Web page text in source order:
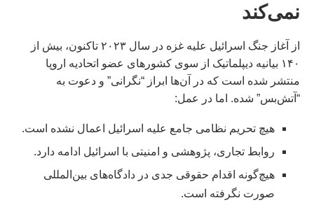
نمی‌کند
از آغاز جنگ اسرائیل علیه غزه در سال ۲۰۲۳ تاکنون، بیش از
۱۴۰ بیانیه دیپلماتیک از سوی کشورهای عضو اتحادیه اروپا
منتشر شده است که در آن‌ها ابراز “نگرانی” و دعوت به
“آتش‌بس” شده. اما در عمل:
هیچ تحریم نظامی جامع علیه اسرائیل اعمال نشده است.
روابط تجاری، پژوهشی و امنیتی با اسرائیل ادامه دارد.
هیچ‌گونه اقدام حقوقی جدی در دادگاه‌های بین‌المللی
صورت نگرفته است.